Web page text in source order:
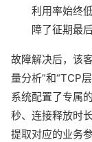
利用率始终
障了征期最
故障解决后，该
量分析”和“TCP
系统配置了专属
秒、连接释放时
提取对应的业务